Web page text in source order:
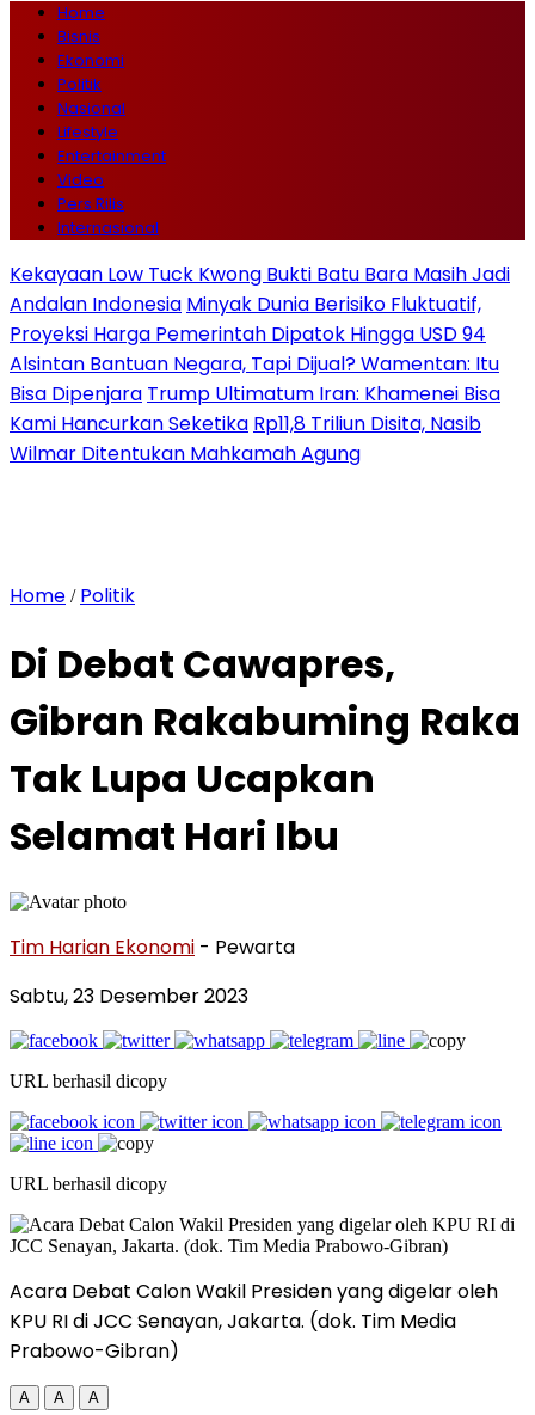
Home
Bisnis
Ekonomi
Politik
Nasional
Lifestyle
Entertainment
Video
Pers Rilis
Internasional
Kekayaan Low Tuck Kwong Bukti Batu Bara Masih Jadi
Andalan Indonesia Minyak Dunia Berisiko Fluktuatif,
Proyeksi Harga Pemerintah Dipatok Hingga USD 94
Alsintan Bantuan Negara, Tapi Dijual? Wamentan: Itu
Bisa Dipenjara Trump Ultimatum Iran: Khamenei Bisa
Kami Hancurkan Seketika Rp11,8 Triliun Disita, Nasib
Wilmar Ditentukan Mahkamah Agung
Home / Politik
Di Debat Cawapres,
Gibran Rakabuming Raka
Tak Lupa Ucapkan
Selamat Hari Ibu
Tim Harian Ekonomi - Pewarta
Sabtu, 23 Desember 2023
URL berhasil dicopy
URL berhasil dicopy
Acara Debat Calon Wakil Presiden yang digelar oleh
KPU RI di JCC Senayan, Jakarta. (dok. Tim Media
Prabowo-Gibran)
A A A